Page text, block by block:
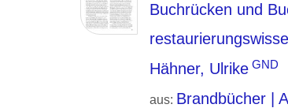
Buchrücken und
Hähner, Ulrike GND
aus: Brandbücher |